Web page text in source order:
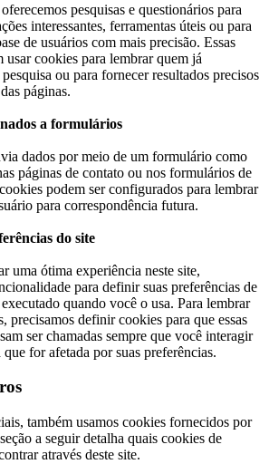
pesquisas e questionários para
interessantes, ferramentas úteis ou para
de usuários com mais precisão. Essas
usar cookies para lembrar quem já
ou para fornecer resultados precisos
páginas.
a formulários
dados por meio de um formulário como
páginas de contato ou nos formulários de
podem ser configurados para lembrar
para correspondência futura.
do site
uma ótima experiência neste site,
para definir suas preferências de
quando você o usa. Para lembrar
precisamos definir cookies para que essas
ser chamadas sempre que você interagir
for afetada por suas preferências.
também usamos cookies fornecidos por
a seguir detalha quais cookies de
através deste site.